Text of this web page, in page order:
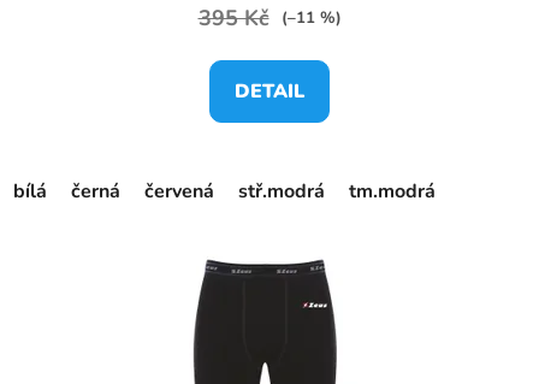
395 Kč (–11 %)
DETAIL
bílá černá červená stř.modrá tm.modrá